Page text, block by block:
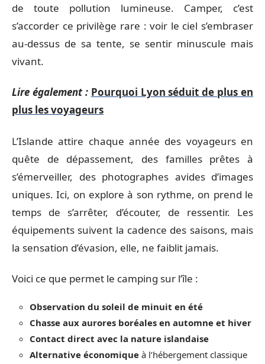
de toute pollution lumineuse. Camper, c’est
s’accorder ce privilège rare : voir le ciel s’embraser
au-dessus de sa tente, se sentir minuscule mais
vivant.
Lire également : Pourquoi Lyon séduit de plus en
plus les voyageurs
L’Islande attire chaque année des voyageurs en
quête de dépassement, des familles prêtes à
s’émerveiller, des photographes avides d’images
uniques. Ici, on explore à son rythme, on prend le
temps de s’arrêter, d’écouter, de ressentir. Les
équipements suivent la cadence des saisons, mais
la sensation d’évasion, elle, ne faiblit jamais.
Voici ce que permet le camping sur l’île :
Observation du soleil de minuit en été
Chasse aux aurores boréales en automne et hiver
Contact direct avec la nature islandaise
Alternative économique à l’hébergement classique